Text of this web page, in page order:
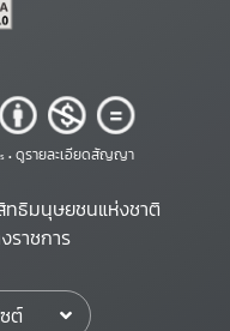
• ดูรายละเอียดสัญญา
ธิมนุษยชนแห่งชาติ
ราชการ
ต์